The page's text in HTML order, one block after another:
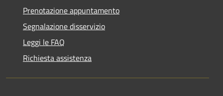
Prenotazione appuntamento
Segnalazione disservizio
Leggi le FAQ
Richiesta assistenza